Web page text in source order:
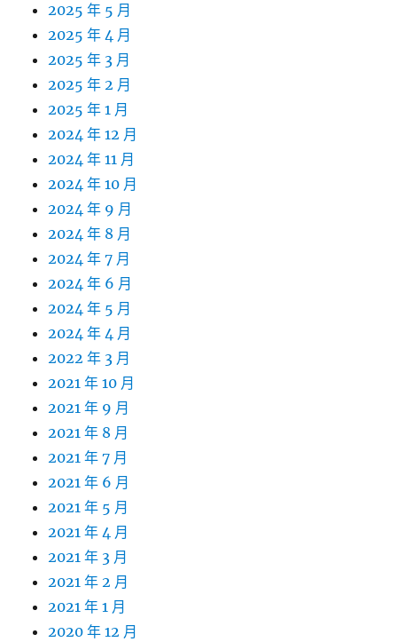
2025 年 5 月
2025 年 4 月
2025 年 3 月
2025 年 2 月
2025 年 1 月
2024 年 12 月
2024 年 11 月
2024 年 10 月
2024 年 9 月
2024 年 8 月
2024 年 7 月
2024 年 6 月
2024 年 5 月
2024 年 4 月
2022 年 3 月
2021 年 10 月
2021 年 9 月
2021 年 8 月
2021 年 7 月
2021 年 6 月
2021 年 5 月
2021 年 4 月
2021 年 3 月
2021 年 2 月
2021 年 1 月
2020 年 12 月